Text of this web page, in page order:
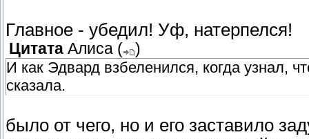
Главное - убедил! Уф, натерпелся!
Цитата Алиса (
)
И как Эдвард взбеленился, когда узнал,
сказала.
было от чего, но и его заставило